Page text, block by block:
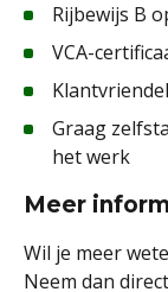
Rijbewijs B
VCA-
Graag
het werk
Meer
Wil je meer
Neem dan